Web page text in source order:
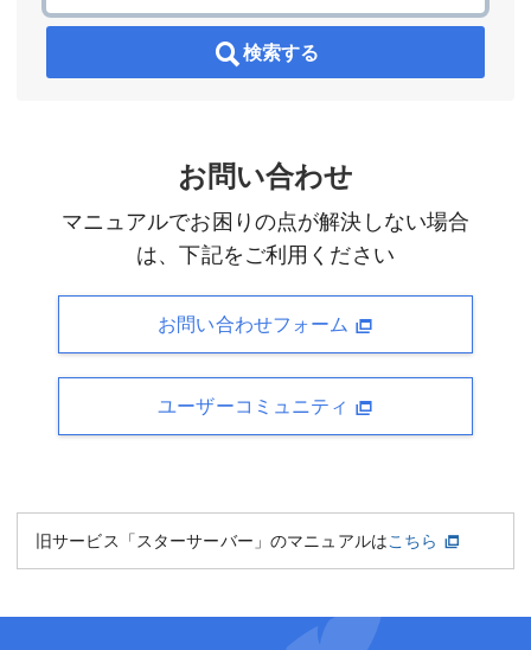
検索する
お問い合わせ
マニュアルでお困りの点が解決しない場合
は、下記をご利用ください
お問い合わせフォーム
ユーザーコミュニティ
旧サービス「スターサーバー」のマニュアルはこちら